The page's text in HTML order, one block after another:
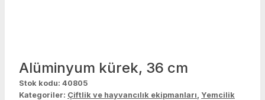
Alüminyum kürek, 36 cm
Stok kodu: 40805
Kategoriler: Çiftlik ve hayvancılık ekipmanları, Yemcilik